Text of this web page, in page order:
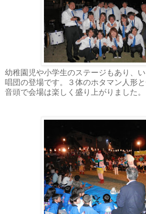
幼稚園児や小学生のステージもあり、
唱団の登場です。３ 体のホタマン人形
音頭で会場は楽しく盛り上がりました。